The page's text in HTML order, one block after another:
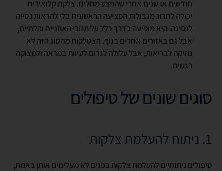
חודשים או שנים אחרי שהפצע מחלים. צלקת קלואידית
יכולה לחרוג מגבולות הפציעה הראשונית בלי להראות נטייה
לנסיגה. היא מופיעה בדרך כלל על תנוכי האוזניים והלחיים,
אבל גם באזורים אחרים בגוף. הצטלקות מהסוג הזה לא
מזיקה לבריאות, אבל עלולה לגרום לעיוות במראה ולמצוקה
רגשית.
סוגים שונים של טיפולים
1. ניתוח להעלמת צלקות
טיפולים ניתוחיים להעלמת צלקות בפנים לא מעלימים אותן באמת,